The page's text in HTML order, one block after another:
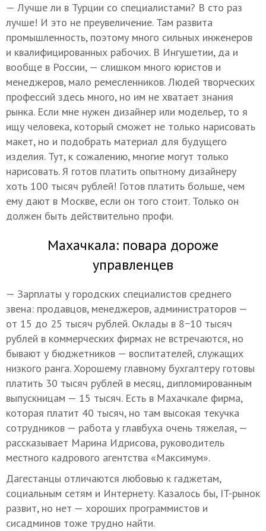
— Лучше ли в Турции со специалистами? В сто раз
лучше! И это не преувеличение. Там развита
промышленность, поэтому много сильных инженеров
и квалифицированных рабочих. В Ингушетии, да и
вообще в России, — слишком много юристов и
менеджеров, мало ремесленников. Людей творческих
профессий здесь много, но им не хватает знания
рынка. Если мне нужен дизайнер или модельер, то я
ищу человека, который сможет не только нарисовать
макет, но и подобрать материал для будущего
изделия. Тут, к сожалению, многие могут только
нарисовать. Я готов платить опытному дизайнеру
хоть 100 тысяч рублей! Готов платить больше, чем
ему дают в Москве, если он того стоит. Только он
должен быть действительно профи.
Махачкала: повара дороже
управленцев
— Зарплаты у городских специалистов среднего
звена: продавцов, менеджеров, администраторов —
от 15 до 25 тысяч рублей. Оклады в 8−10 тысяч
рублей в коммерческих фирмах не встречаются, но
бывают у бюджетников — воспитателей, служащих
низкого ранга. Хорошему главному бухгалтеру готовы
платить 30 тысяч рублей в месяц, дипломированным
выпускницам — 15 тысяч. Есть в Махачкале фирма,
которая платит 40 тысяч, но там высокая текучка
сотрудников — работа у главбуха очень тяжелая, —
рассказывает Марина Идрисова, руководитель
местного кадрового агентства «Максимум».
Дагестанцы отличаются любовью к гаджетам,
социальным сетям и Интернету. Казалось бы, IT-рынок
развит, но нет — хороших программистов и
сисадминов тоже трудно найти.